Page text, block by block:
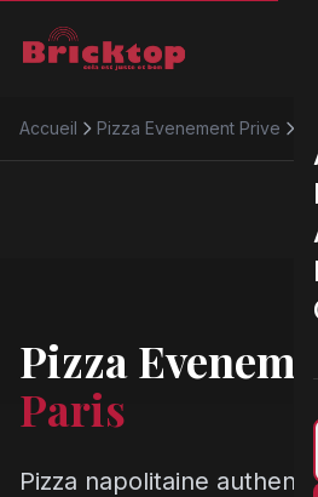
Accueil Pizza Evenement Prive
Pizza
Paris
Pizza napolitaine